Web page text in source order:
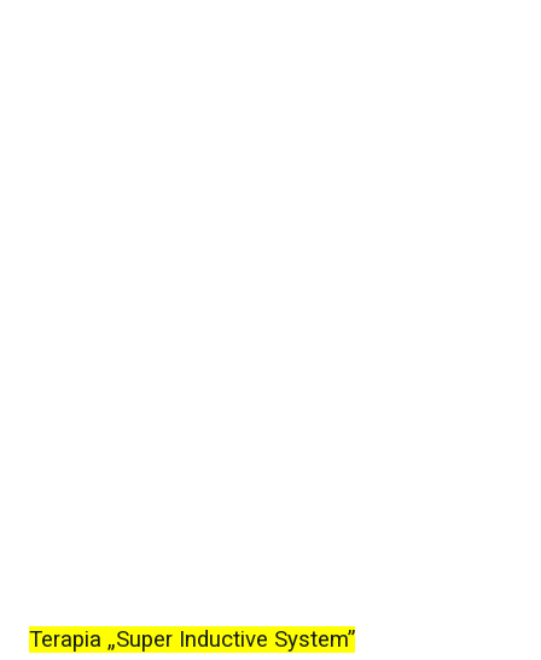
Terapia „Super Inductive System”